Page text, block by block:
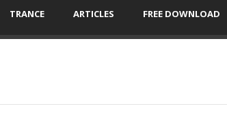
TRANCE ARTICLES FREE DOWNLOAD